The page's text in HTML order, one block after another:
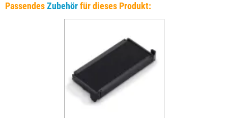
PassendesZubehörfür dieses Produkt: